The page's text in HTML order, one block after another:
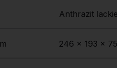
Anthrazit
246 x 193 x